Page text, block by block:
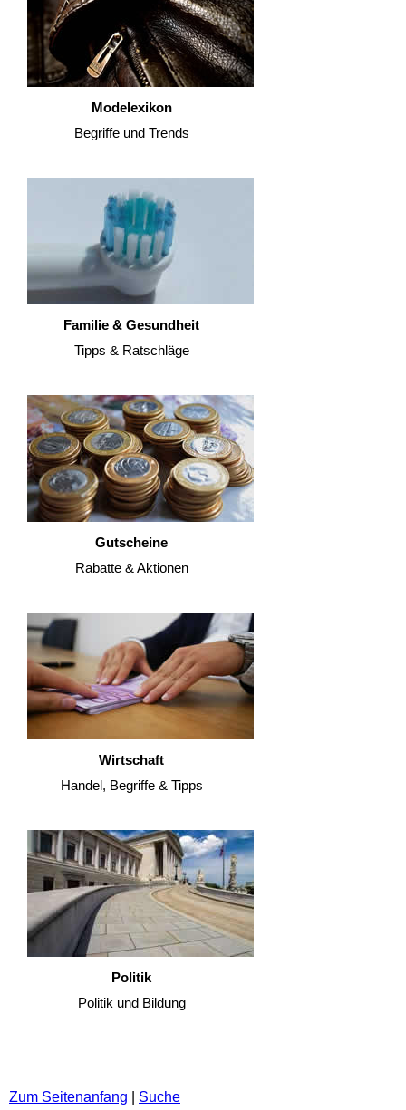
Modelexikon
Begriffe und Trends
Familie & Gesundheit
Tipps & Ratschläge
Gutscheine
Rabatte & Aktionen
Wirtschaft
Handel, Begriffe & Tipps
Politik
Politik und Bildung
Zum Seitenanfang Suche